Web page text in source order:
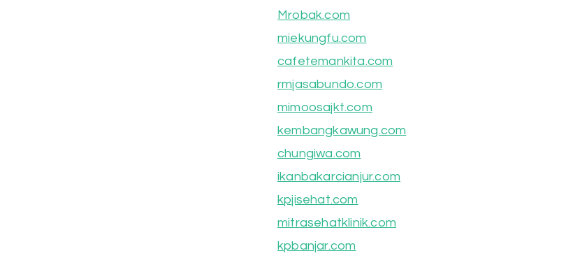
Mrobak.com
miekungfu.com
cafetemankita.com
rmjasabundo.com
mimoosajkt.com
kembangkawung.com
chungiwa.com
ikanbakarcianjur.com
kpjisehat.com
mitrasehatklinik.com
kpbanjar.com